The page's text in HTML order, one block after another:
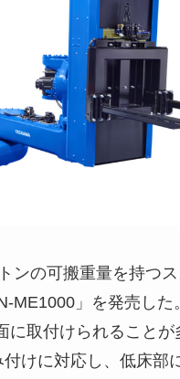
ンの可搬重量を持つ
ME1000」を発売した
に取付けられることが
けに対応し、低床部